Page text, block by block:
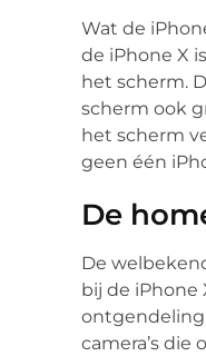
Wat de
de iPhone X
het scherm.
scherm ook
het scherm
geen één
De
De
bij de iPhone
ontgendeling
camera’s die